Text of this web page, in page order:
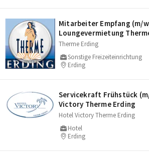
Mitarbeiter Empfang (m/​
Loungevermietung
Therme Erding
Sonstige Freizeiteinrichtung
Erding
Servicekraft Frühstück
Victory Therme Erding
Hotel Victory Therme Erding
Hotel
Erding